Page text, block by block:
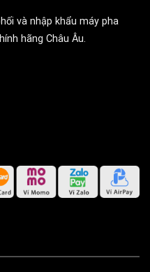
và nhập khẩu máy pha
hãng Châu Âu.